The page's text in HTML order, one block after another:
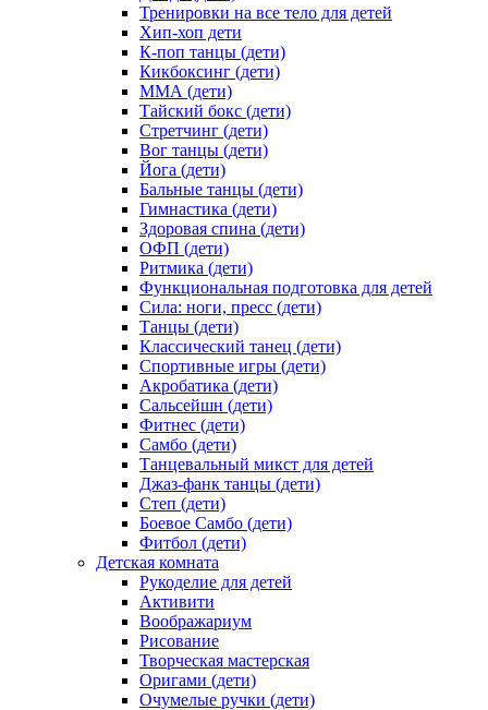
Тренировки на все тело для детей
Хип-хоп дети
К-поп танцы (дети)
Кикбоксинг (дети)
ММА (дети)
Тайский бокс (дети)
Стретчинг (дети)
Вог танцы (дети)
Йога (дети)
Бальные танцы (дети)
Гимнастика (дети)
Здоровая спина (дети)
ОФП (дети)
Ритмика (дети)
Функциональная подготовка для детей
Сила: ноги, пресс (дети)
Танцы (дети)
Классический танец (дети)
Спортивные игры (дети)
Акробатика (дети)
Сальсейшн (дети)
Фитнес (дети)
Самбо (дети)
Танцевальный микст для детей
Джаз-фанк танцы (дети)
Степ (дети)
Боевое Самбо (дети)
Фитбол (дети)
Детская комната
Рукоделие для детей
Активити
Воображариум
Рисование
Творческая мастерская
Оригами (дети)
Очумелые ручки (дети)